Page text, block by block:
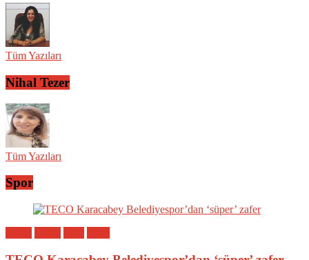
Tüm Yazıları
Nihal Tezer
Tüm Yazıları
Spor